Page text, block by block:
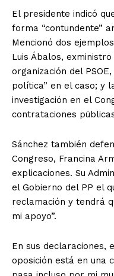
El presidente indicó
forma “contundente”
Mencionó dos
Luis Ábalos,
organización del
política” en el caso; y
investigación en el
contrataciones
Sánchez también
Congreso, Francina
explicaciones. Su
el Gobierno del PP el
reclamación y tendrá
mi apoyo”.
En sus declaraciones,
oposición está en una